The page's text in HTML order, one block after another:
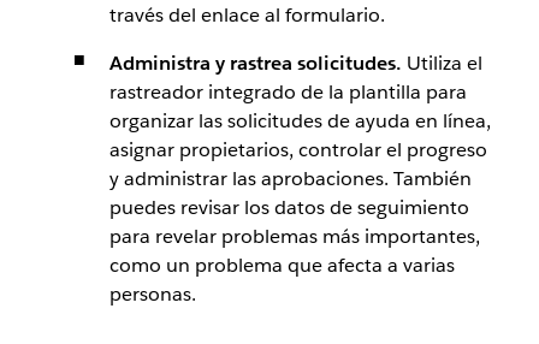
través del enlace al formulario.
Administra y rastrea solicitudes. Utiliza el
rastreador integrado de la plantilla para
organizar las solicitudes de ayuda en línea,
asignar propietarios, controlar el progreso
y administrar las aprobaciones. También
puedes revisar los datos de seguimiento
para revelar problemas más importantes,
como un problema que afecta a varias
personas.